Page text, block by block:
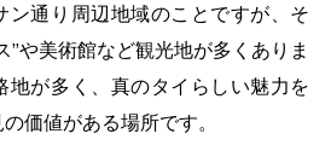
ン通り周辺地域のことですが、そ
”や美術館など観光地が多くありま
地が多く、真のタイらしい魅力を
価値がある場所です。